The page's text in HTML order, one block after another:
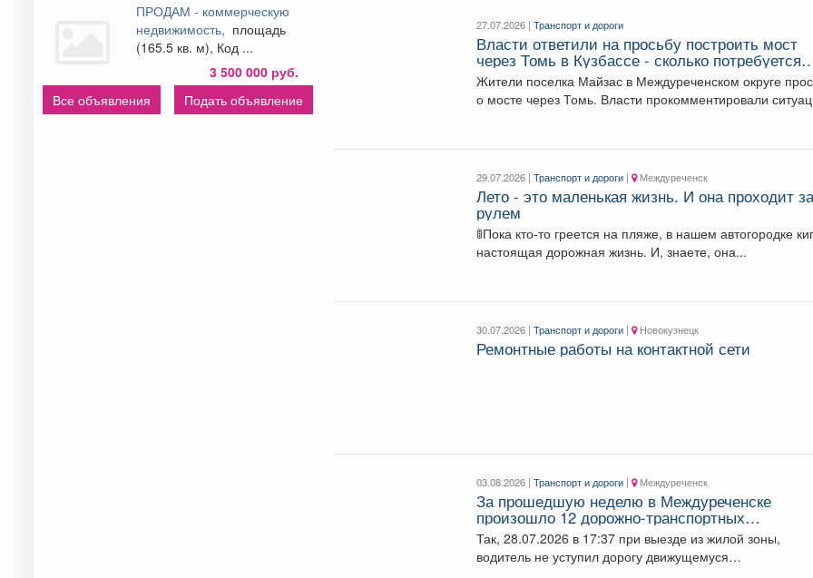
ПРОДАМ - коммерческую
недвижимость, площадь
(165.5 кв. м), Код ...
3 500 000 руб.
Все объявления
Подать объявление
27.07.2026 |Транспорт и дороги
Власти ответили на просьбу построить мост
через Томь в Кузбассе - сколько потребуется
денег
Жители поселка Майзас в Междуреченском округе
о мосте через Томь. Власти прокомментировали
29.07.2026 |Транспорт и дороги | Междуреченск
Лето - это маленькая жизнь. И она проходит за
рулем
🚦Пока кто-то греется на пляже, в нашем автогородке
настоящая дорожная жизнь. И, знаете, она...
30.07.2026 |Транспорт и дороги | Новокузнецк
Ремонтные работы на контактной сети
03.08.2026 |Транспорт и дороги | Междуреченск
За прошедшую неделю в Междуреченске
произошло 12 дорожно-транспортных
происшествий, в одном из которых пострадал
человек.
Так, 28.07.2026 в 17:37 при выезде из жилой зоны,
водитель не уступил дорогу движущемуся